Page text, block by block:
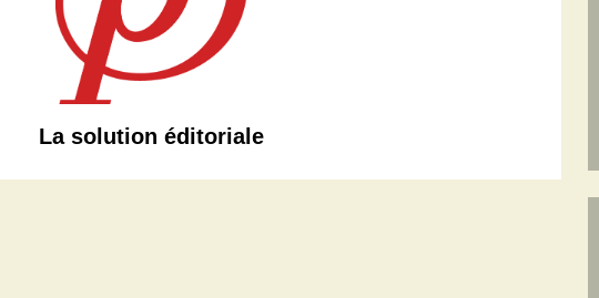
La solution éditoriale